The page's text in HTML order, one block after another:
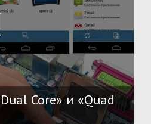
Core» и «Quad